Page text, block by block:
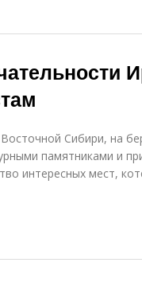
Сибири, на
памятниками и
интересных мест,